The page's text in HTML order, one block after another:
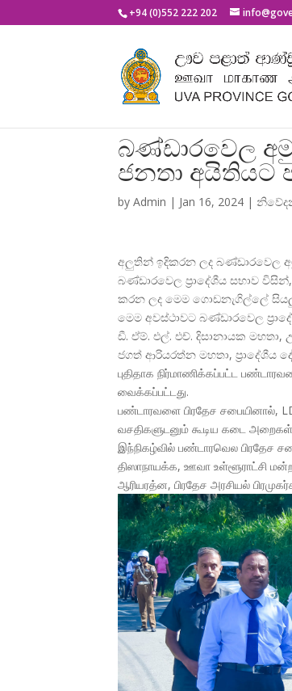
+94 (0)552 222 202
බණ්ඩාරවෙල
ජනතා අයිතියට
byAdmin | Jan 16, 2024 |
අලුතින් ඉදිකරන ලද බණ්ඩාරවෙල
බණ්ඩාරවෙල ප්රාදේශීය සභාව
කරන ලද මෙම ගොඩනැගිල්ලේ
මෙම අවස්ථාවට බණ්ඩාරවෙල ප්
ඩී. ඒම්. එල්. එච්. දිසානායක
ජගත් ආරියරත්න මහතා, ප්
புதிதாக நிர்மாணிக்கப்பட்ட
வைக்கப்பட்டது.
பண்டாரவளை பிரதேச சபையினால்,
வசதிகளுடனும் கூடிய கடை
இந்நிகழ்வில் பண்டாரவெல பிரதேச
திஸாநாயக்க, ஊவா உள்ளூராட்சி
ஆரியரத்ன, பிரதேச அரசியல்